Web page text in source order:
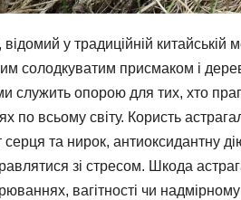
у традиційній китайській
солодкуватим присмаком і
служить опорою для тих, хто
по всьому світу. Користь
та нирок, антиоксидантну
зі стресом. Шкода
вагітності чи